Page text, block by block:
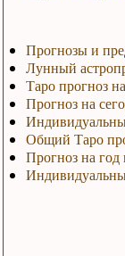
Прогнозы и
Лунный
Таро прогноз
Прогноз на
Общий Таро
Прогноз на год